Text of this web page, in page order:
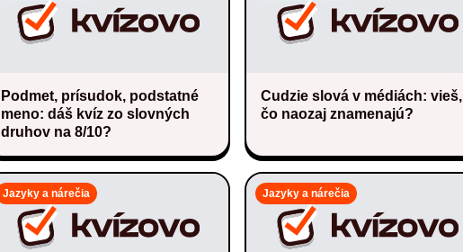
Podmet, prísudok, podstatné
meno: dáš kvíz zo slovných
druhov na 8/10?
Cudzie slová v médiách: vieš,
čo naozaj znamenajú?
Jazyky a nárečia Jazyky a nárečia